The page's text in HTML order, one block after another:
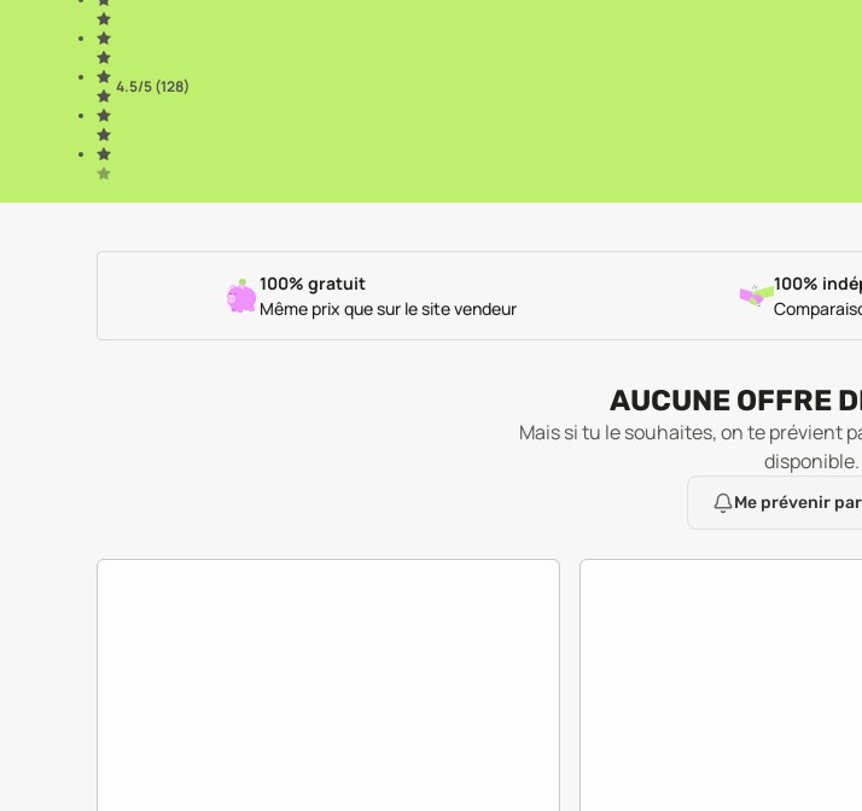
4.5/5 (128)
100% gratuit
Même prix que sur le site vendeur
100%
AUCUNE OFFRE
Mais si tu le souhaites, on te prévient
disponible.
Me prévenir